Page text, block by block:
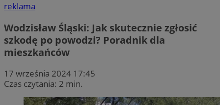
reklama
Wodzisław Śląski: Jak skutecznie zgłosić
szkodę po powodzi? Poradnik dla
mieszkańców
17 września 2024 17:45
Czas czytania: 2 min.